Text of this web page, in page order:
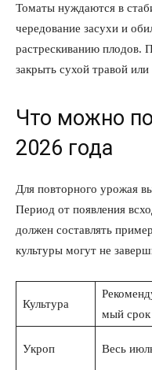
Томаты нуждаются в
чередование засухи и
растрескиванию плодов.
закрыть сухой травой
Что можно
2026 года
Для повторного урожая
Период от появления
должен составлять
культуры могут не
Культура
мый срок
Укроп Весь